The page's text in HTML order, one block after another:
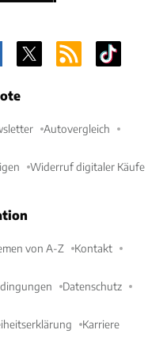
Autovergleich
Widerruf digitaler Käufe
von A-Z Kontakt
Datenschutz
Karriere